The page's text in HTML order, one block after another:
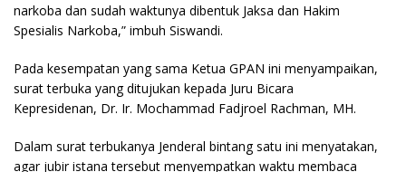
narkoba dan sudah waktunya dibentuk Jaksa dan Hakim
Spesialis Narkoba,” imbuh Siswandi.
Pada kesempatan yang sama Ketua GPAN ini menyampaikan,
surat terbuka yang ditujukan kepada Juru Bicara
Kepresidenan, Dr. Ir. Mochammad Fadjroel Rachman, MH.
Dalam surat terbukanya Jenderal bintang satu ini menyatakan,
agar jubir istana tersebut menyempatkan waktu membaca